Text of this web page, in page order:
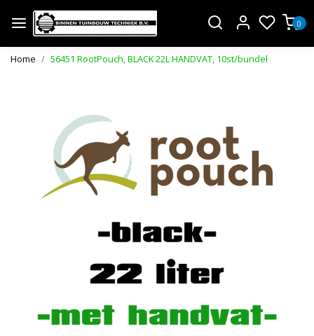
0
Home 56451 RootPouch, BLACK 22L HANDVAT, 10st/bundel